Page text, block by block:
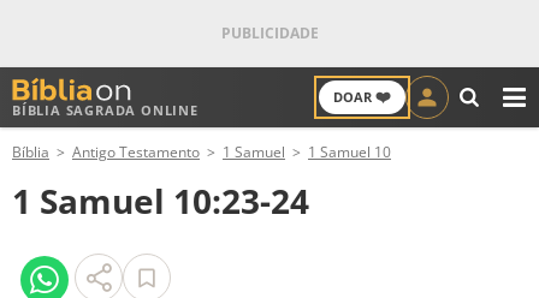
BÍBLIA SAGRADA ONLINE
DOAR ❤️
ANTIGO TESTAMENTO
NOVO TESTAMENTO
VERSÍCULOS
Bíblia Antigo Testamento 1 Samuel 1 Samuel 10
1 Samuel 10:23-24